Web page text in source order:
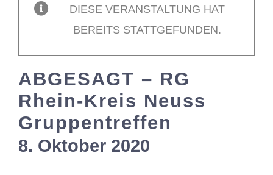
Mitglieder / Login
Kontakt
DIESE VERANSTALTUNG HAT
BEREITS STATTGEFUNDEN.
ABGESAGT – RG
Rhein-Kreis Neuss
Gruppentreffen
8. Oktober 2020